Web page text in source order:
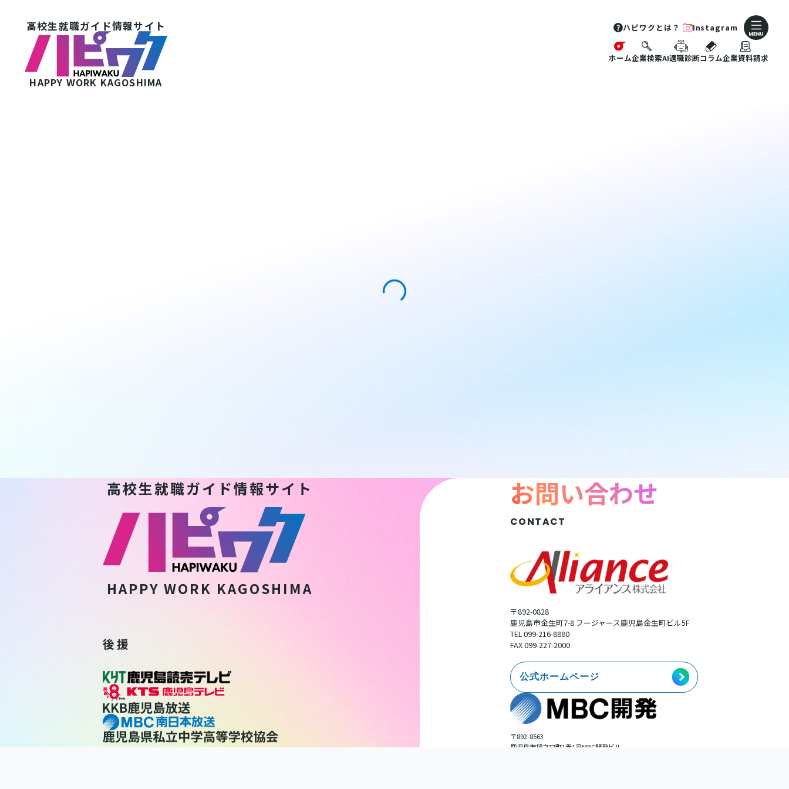
高校生就職ガイド情報サイト
HAPPY WORK KAGOSHIMA
ハピワクとは？ Instagram
ホーム企業検索AI適職診断コラム企業資料請求
高校生就職ガイド情報サイト
HAPPY WORK KAGOSHIMA
後 援
お問い合わせ
CONTACT
〒892-0828
鹿児島市金生町7-8 フージャース鹿児島金生町ビル5F
TEL 099-216-8880
FAX 099-227-2000
公式ホームページ
〒892-8563
鹿児島市樋之口町1番1号MBC開発ビル